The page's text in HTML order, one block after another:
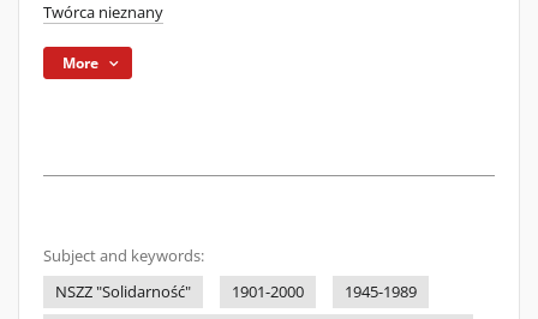
Twórca nieznany
More
Subject and keywords:
NSZZ "Solidarność"
1901-2000
1945-1989